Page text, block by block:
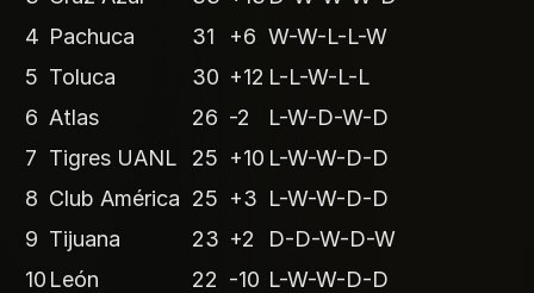
4 Pachuca 31 +6 W-W-L-L-W
5 Toluca 30 +12 L-L-W-L-L
6 Atlas 26 -2
L-W-D-W-D
7 Tigres UANL 25 +10 L-W-W-D-D
8 Club América 25 +3 L-W-W-D-D
9 Tijuana 23 +2
D-D-W-D-W
10 León 22 -10 L-W-W-D-D